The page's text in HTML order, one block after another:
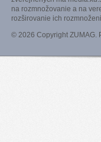
na rozmnožovanie a na
rozširovanie ich
© 2026 Copyright ZUMAG.